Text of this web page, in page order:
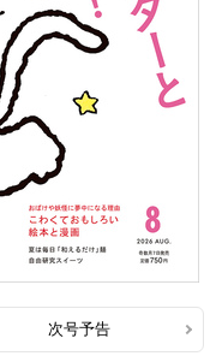
次号予告